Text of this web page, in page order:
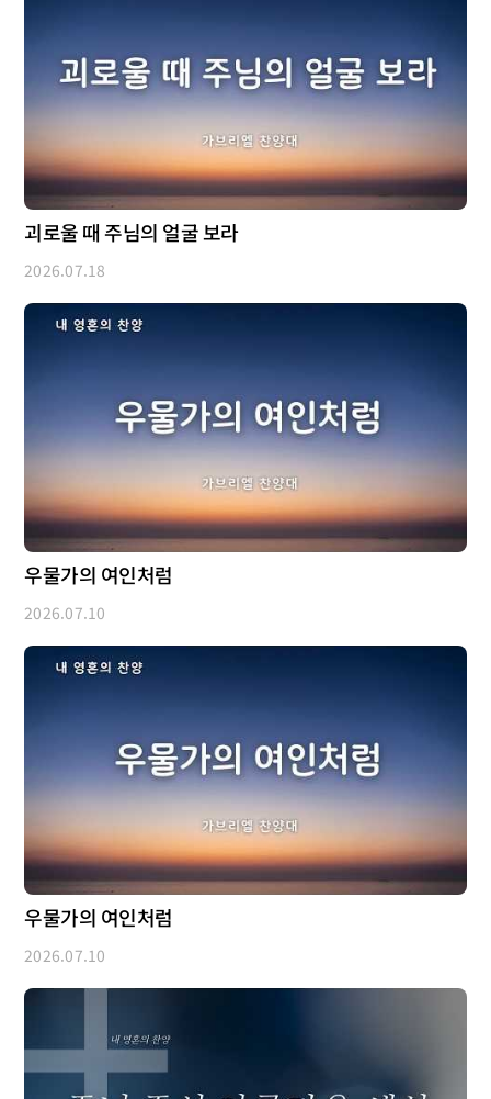
괴로울 때 주님의 얼굴 보라
2026.07.18
우물가의 여인처럼
2026.07.10
우물가의 여인처럼
2026.07.10